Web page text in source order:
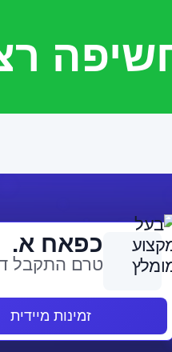
כפאח א.
טרם התקבל
זמינות מיידית